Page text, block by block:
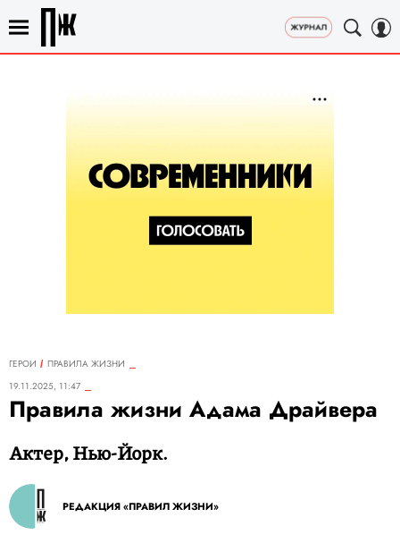
ГЕРОИ
ПРАВИЛА ЖИЗНИ
19.11.2025, 11:47
Правила жизни Адама Драйвера
Актер, Нью-Йорк.
РЕДАКЦИЯ «ПРАВИЛ ЖИЗНИ»